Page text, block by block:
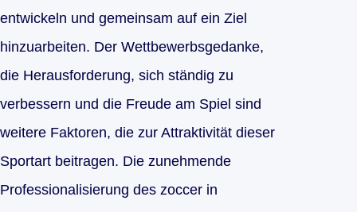
entwickeln und gemeinsam auf ein Ziel
hinzuarbeiten. Der Wettbewerbsgedanke,
die Herausforderung, sich ständig zu
verbessern und die Freude am Spiel sind
weitere Faktoren, die zur Attraktivität dieser
Sportart beitragen. Die zunehmende
Professionalisierung des zoccer in